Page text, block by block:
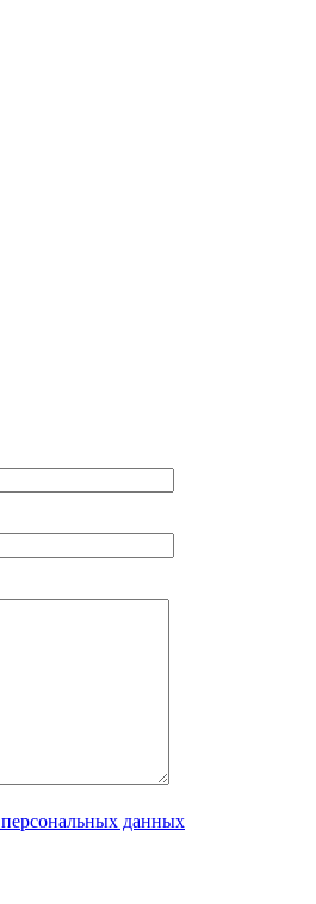
персональных данных